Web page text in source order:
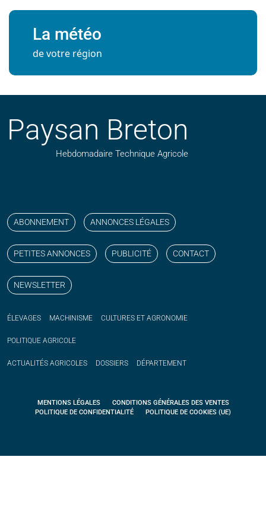
La météo
de votre région
Paysan Breton
Hebdomadaire Technique Agricole
ABONNEMENT ANNONCES LÉGALES
PETITES ANNONCES PUBLICITÉ CONTACT
NEWSLETTER
ÉLEVAGES MACHINISME CULTURES ET AGRONOMIE
POLITIQUE AGRICOLE
ACTUALITÉS AGRICOLES DOSSIERS DÉPARTEMENT
MENTIONS LÉGALES
CONDITIONS GÉNÉRALES DES VENTES
POLITIQUE DE CONFIDENTIALITÉ
POLITIQUE DE COOKIES (UE)